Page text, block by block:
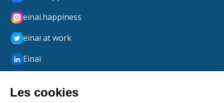
einai.happiness
einai at work
Einaï